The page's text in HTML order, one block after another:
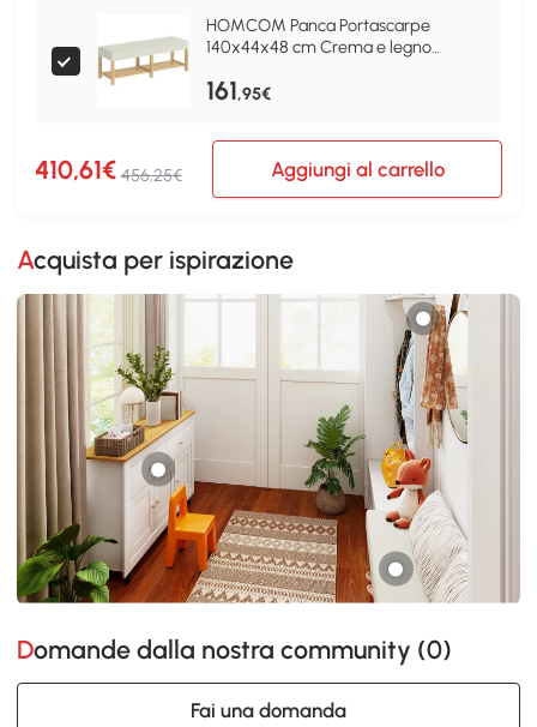
HOMCOM Panca Portascarpe
140x44x48 cm Crema e legno
161,95€
410,61€ 456,25€ Aggiungi al carrello
Acquista per ispirazione
Domande dalla nostra community (0)
Fai una domanda